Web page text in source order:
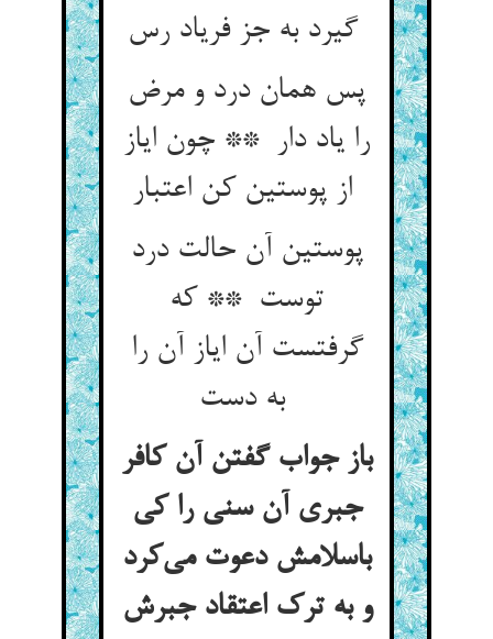
گیرد به جز فریاد رس
پس همان درد و مرض
را یاد دار ** چون ایاز
پوستین آن حالت درد
توست ** که
گرفتست آن ایاز آن را
به دست
باز جواب گفتن آن کافر
جبری آن سنی را کی
باسلامش دعوت می‌کرد
و به ترک اعتقاد جبرش